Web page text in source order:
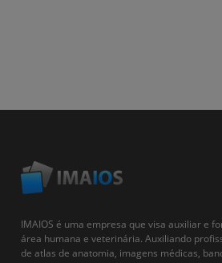
IMAIOS é uma empresa que visa auxiliar e
área humana e veterinária. Auxiliando
de atlas de anatomia, imagens médicas,